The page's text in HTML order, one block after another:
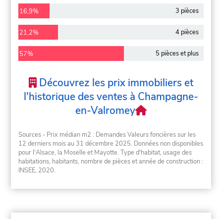
16,9% 3 pièces
21,2% 4 pièces
57% 5 pièces et plus
Découvrez les prix immobiliers et
l'historique des ventes à Champagne-
en-Valromey
Sources - Prix médian m2 : Demandes Valeurs foncières sur les
12 derniers mois au 31 décembre 2025. Données non disponibles
pour l'Alsace, la Moselle et Mayotte. Type d'habitat, usage des
habitations, habitants, nombre de pièces et année de construction :
INSEE, 2020.